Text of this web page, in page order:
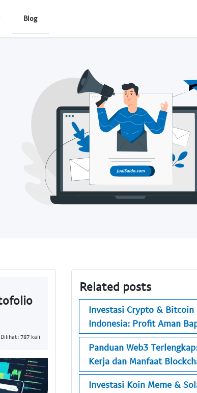
Blog
Dilihat: 787 kali
Related posts
Investasi Crypto & Bitcoin
Indonesia: Profit Aman
Panduan Web3
Kerja dan Manfaat
Investasi Koin Meme &